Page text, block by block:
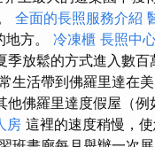
全面的長照服務介紹
方。 冷凍櫃 長照中
放鬆的方式進入數百
生活帶到佛羅里達在
佛羅里達度假屋（
房 這裡的速度稍慢，